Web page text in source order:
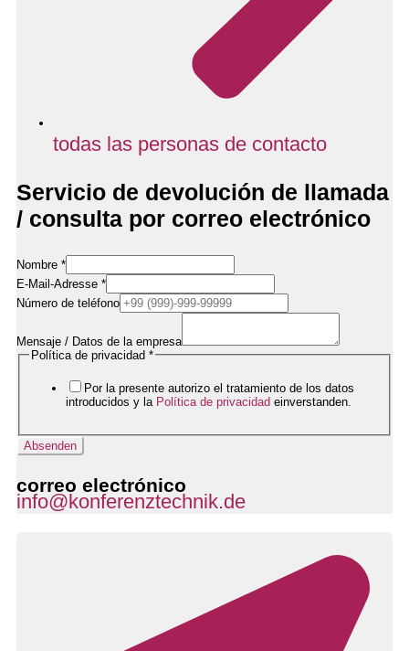
todas las personas de contacto
Servicio de devolución de llamada
/ consulta por correo electrónico
Nombre *
Name
Datenschutzerklärung
E-Mail-Adresse *
Número de teléfono
Mensaje / Datos de la empresa
Política de privacidad *
Por la presente autorizo el tratamiento de los datos
introducidos y la Política de privacidad einverstanden.
Absenden
correo electrónico
info@konferenztechnik.de